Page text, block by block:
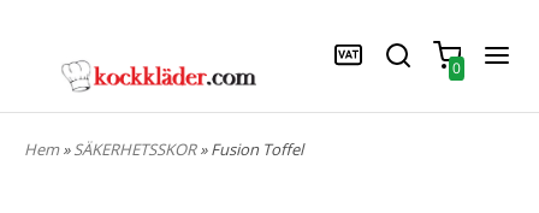
0
Hem»SÄKERHETSSKOR» Fusion Toffel